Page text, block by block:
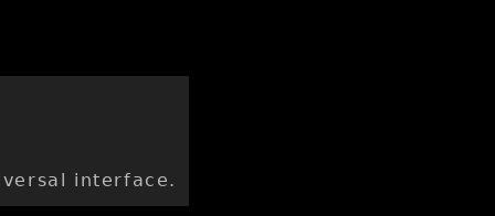
interface.